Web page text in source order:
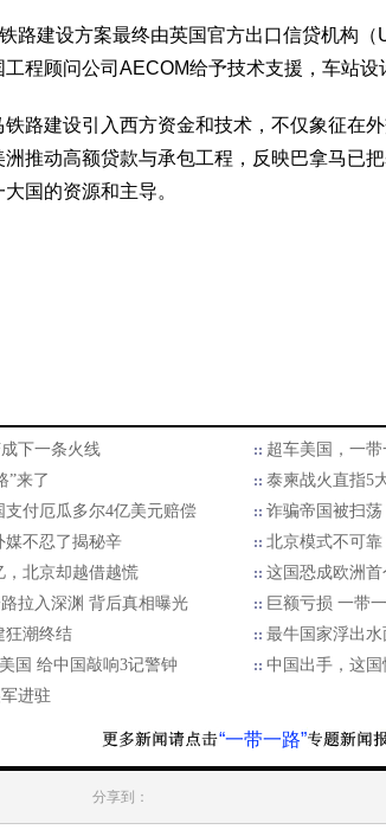
路建设方案最终由英国官方出口信贷机构（
程顾问公司AECOM给予技术支援，车站设
路建设引入西方资金和技术，不仅象征在
推动高额贷款与承包工程，反映巴拿马已
国的资源和主导。
下一条火线
超车美国，一
”来了
泰柬战火直指5
付厄瓜多尔4亿美元赔偿
诈骗帝国被扫
媒不忍了揭秘辛
北京模式不可
，北京却越借越慌
这国恐成欧洲
拉入深渊 背后真相曝光
巨额亏损 一带
狂潮终结
最牛国家浮出
国 给中国敲响3记警钟
中国出手，这国
进驻
“一带一路”
分享到：